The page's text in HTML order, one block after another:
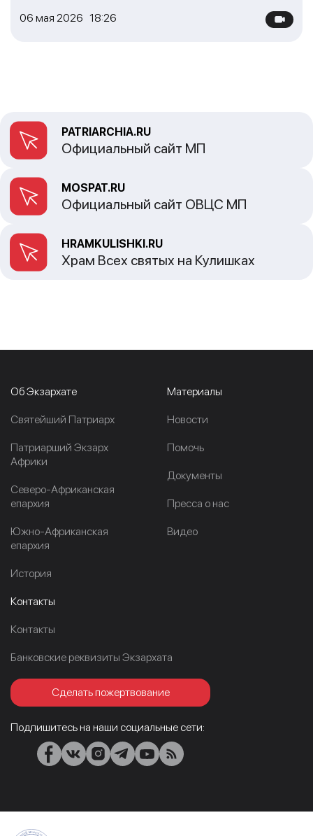
06 мая 2026 18:26
PATRIARCHIA.RU
Официальный сайт МП
MOSPAT.RU
Официальный сайт ОВЦС МП
HRAMKULISHKI.RU
Храм Всех святых на Кулишках
Об Экзархате
Cвятейший Патриарх
Патриарший Экзарх
Африки
Северо-Африканская
епархия
Южно-Африканская
епархия
История
Материалы
Новости
Помочь
Документы
Пресса о нас
Видео
Контакты
Контакты
Банковские реквизиты Экзархата
Сделать пожертвование
Подпишитесь на наши социальные сети: